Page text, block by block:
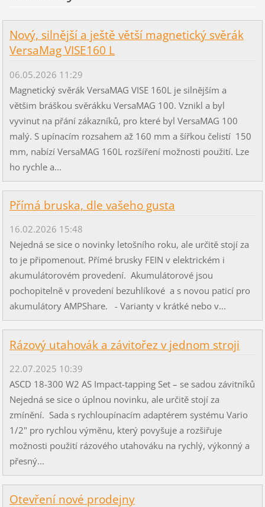
Nový, silnější a ještě větší magnetický svěrák
VersaMag VISE160 L
06.05.2026 11:29
Magnetický svěrák VersaMAG VISE 160L je silnějším a
většim bráškou svěrákku VersaMAG 100. Vznikl a byl
vyvinut na přání zákazníků, pro které byl VersaMAG 100
malý. S upínacím rozsahem až 160 mm a šířkou čelistí 150
mm, nabízí VersaMAG 160L rozšíření možnosti použití. Lze
ho rychle a...
Přímá bruska, dle vašeho gusta
16.02.2026 15:48
Nejedná se sice o novinky letošního roku, ale určitě stojí za
to je připomenout. Přímé brusky FEIN v elektrickém i
akumulátorovém provedení. Akumulátorové jsou
pochopitelně v provedení bezuhlíkové a s novou paticí pro
akumulátory AMPShare. - Varianty v krátké nebo v...
Rázový utahovák a závitořez v jednom stroji
22.07.2025 10:39
ASCD 18-300 W2 AS Impact-tapping Set – se sadou závitníků
Nejedná se sice o úplnou novinku, ale určitě stojí za
zmínění. Sada s rychloupínacím adaptérem systému Vario
1/2" pro rychlou výměnu, který povyšuje a rozšiřuje
možnosti použití rázového utahováku na rychlý, výkonný a
přesný...
Otevření nové prodejny